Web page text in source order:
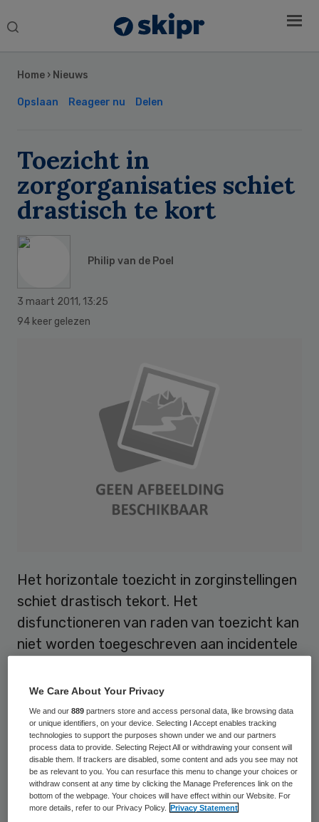
Search
Home › Nieuws
Opslaan Reageer nu Delen
Toezicht in
zorgorganisaties schiet
drastisch te kort
Philip van de Poel
3 maart 2011, 13:25
94 keer gelezen
Het horizontale toezicht in zorginstellingen
schiet drastisch tekort. Het
disfunctioneren van raden van toezicht kan
niet worden toegeschreven aan incidentele
fundamentele onevenwichtigheid in het
raad van toezichtmodel. Dit stelt
hoogleraar public governance Rienk Goodijk
van TiasNimbas Business School in Tilburg.
Onduidelijkheid
Sidebar
We Care About Your Privacy
We and our889 partners store and access personal data, like browsing data
or unique identifiers, on your device. Selecting I Accept enables tracking
technologies to support the purposes shown under we and our partners
process data to provide. Selecting Reject All or withdrawing your consent will
disable them. If trackers are disabled, some content and ads you see may not
be as relevant to you. You can resurface this menu to change your choices or
withdraw consent at any time by clicking the Manage Preferences link on the
bottom of the webpage. Your choices will have effect within our Website. For
more details, refer to our Privacy Policy.
Privacy Statement